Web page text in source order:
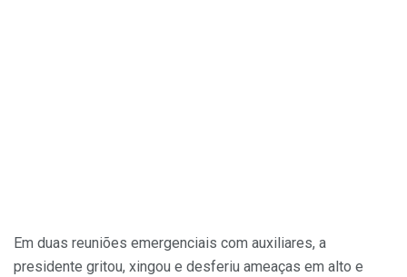
Em duas reuniões emergenciais com auxiliares, a
presidente gritou, xingou e desferiu ameaças em alto e